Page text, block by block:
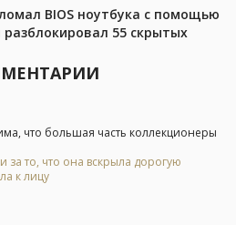
BIOS ноутбука с помощью
разблокировал 55 скрытых
что большая часть коллекционеры
за то, что она вскрыла дорогую
к лицу